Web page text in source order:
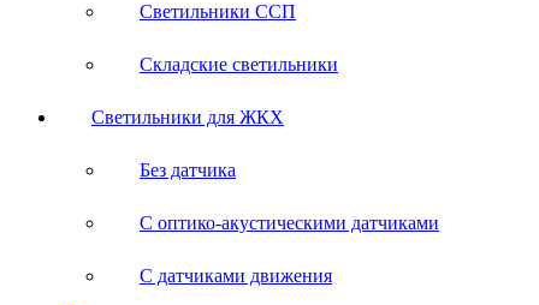
Светильники ССП
Складские светильники
Светильники для ЖКХ
Без датчика
С оптико-акустическими датчиками
С датчиками движения